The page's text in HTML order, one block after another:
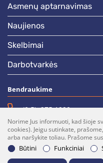
asmenų aptarnavimas
naujienos
skelbimai
darbotvarkės
Bendraukime
(0 5)  275 1990
Facebook
Prenumerata
Norime Jus informuoti, kad šioje
cookies). Jeigu sutinkate,
arba naršykite toliau. Prašome
Būtini
Funkciniai